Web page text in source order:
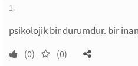
1.
psikolojik bir durumdur. bir
(0) (0)